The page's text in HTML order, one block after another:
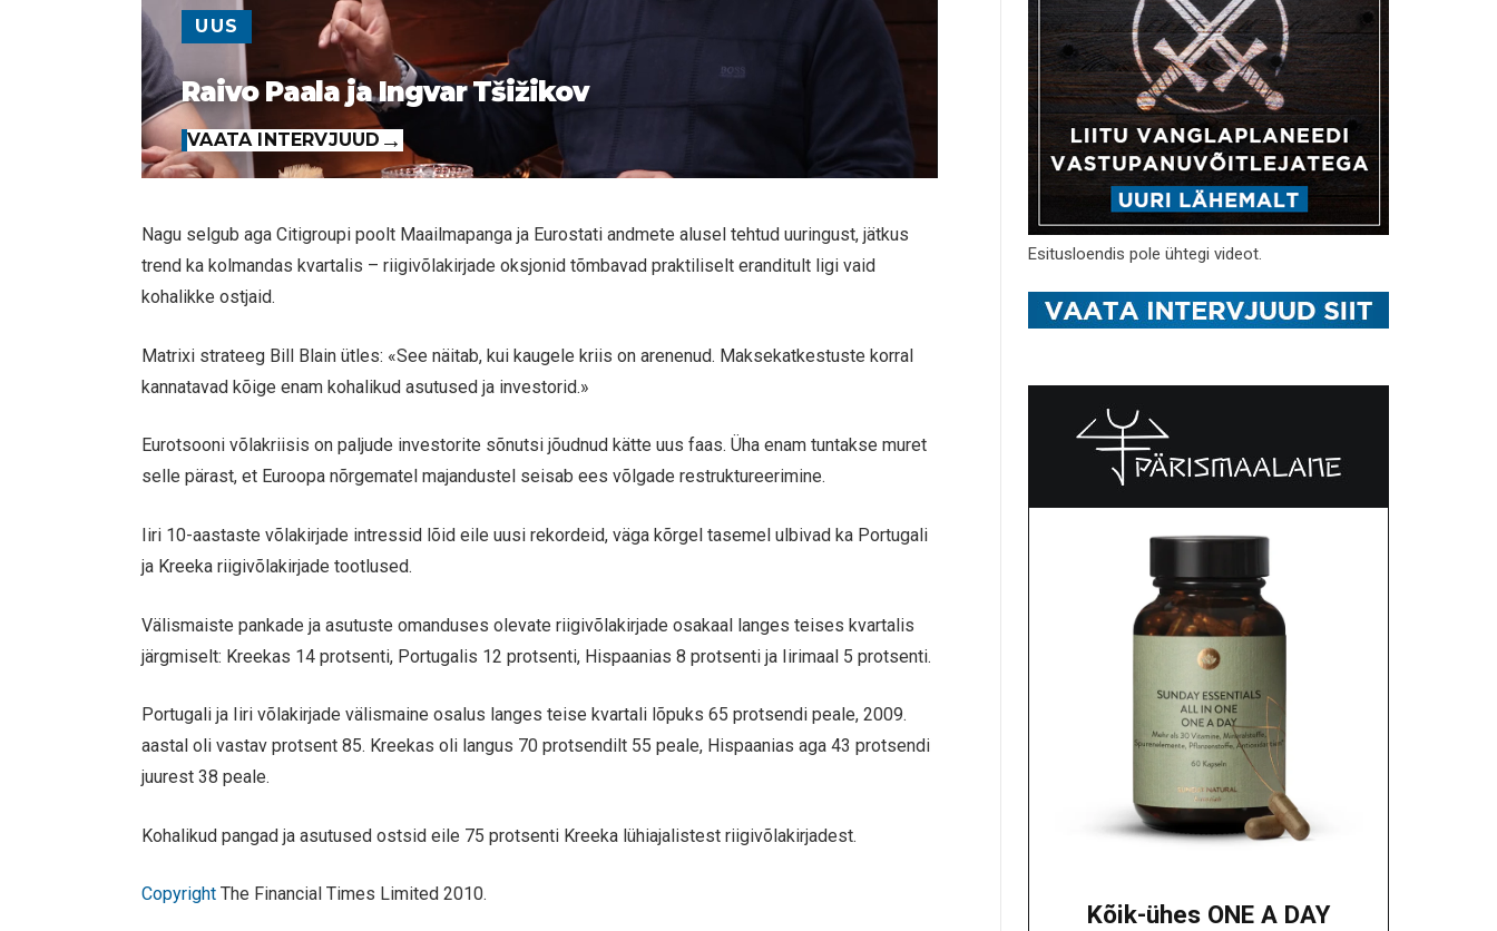
UUS
Raivo Paala ja Ingvar Tšižikov
VAATA INTERVJUUD
Nagu selgub aga Citigroupi poolt Maailmapanga ja Eurostati andmete alusel tehtud uuringust, jätkus
trend ka kolmandas kvartalis – riigivõlakirjade oksjonid tõmbavad praktiliselt eranditult ligi vaid
kohalikke ostjaid.
Matrixi strateeg Bill Blain ütles: «See näitab, kui kaugele kriis on arenenud. Maksekatkestuste korral
kannatavad kõige enam kohalikud asutused ja investorid.»
Eurotsooni võlakriisis on paljude investorite sõnutsi jõudnud kätte uus faas. Üha enam tuntakse muret
selle pärast, et Euroopa nõrgematel majandustel seisab ees võlgade restruktureerimine.
Iiri 10-aastaste võlakirjade intressid lõid eile uusi rekordeid, väga kõrgel tasemel ulbivad ka Portugali
ja Kreeka riigivõlakirjade tootlused.
Välismaiste pankade ja asutuste omanduses olevate riigivõlakirjade osakaal langes teises kvartalis
järgmiselt: Kreekas 14 protsenti, Portugalis 12 protsenti, Hispaanias 8 protsenti ja Iirimaal 5 protsenti.
Portugali ja Iiri võlakirjade välismaine osalus langes teise kvartali lõpuks 65 protsendi peale, 2009.
aastal oli vastav protsent 85. Kreekas oli langus 70 protsendilt 55 peale, Hispaanias aga 43 protsendi
juurest 38 peale.
Kohalikud pangad ja asutused ostsid eile 75 protsenti Kreeka lühiajalistest riigivõlakirjadest.
Copyright The Financial Times Limited 2010.
Esitusloendis pole ühtegi videot.
Kõik-ühes ONE A DAY